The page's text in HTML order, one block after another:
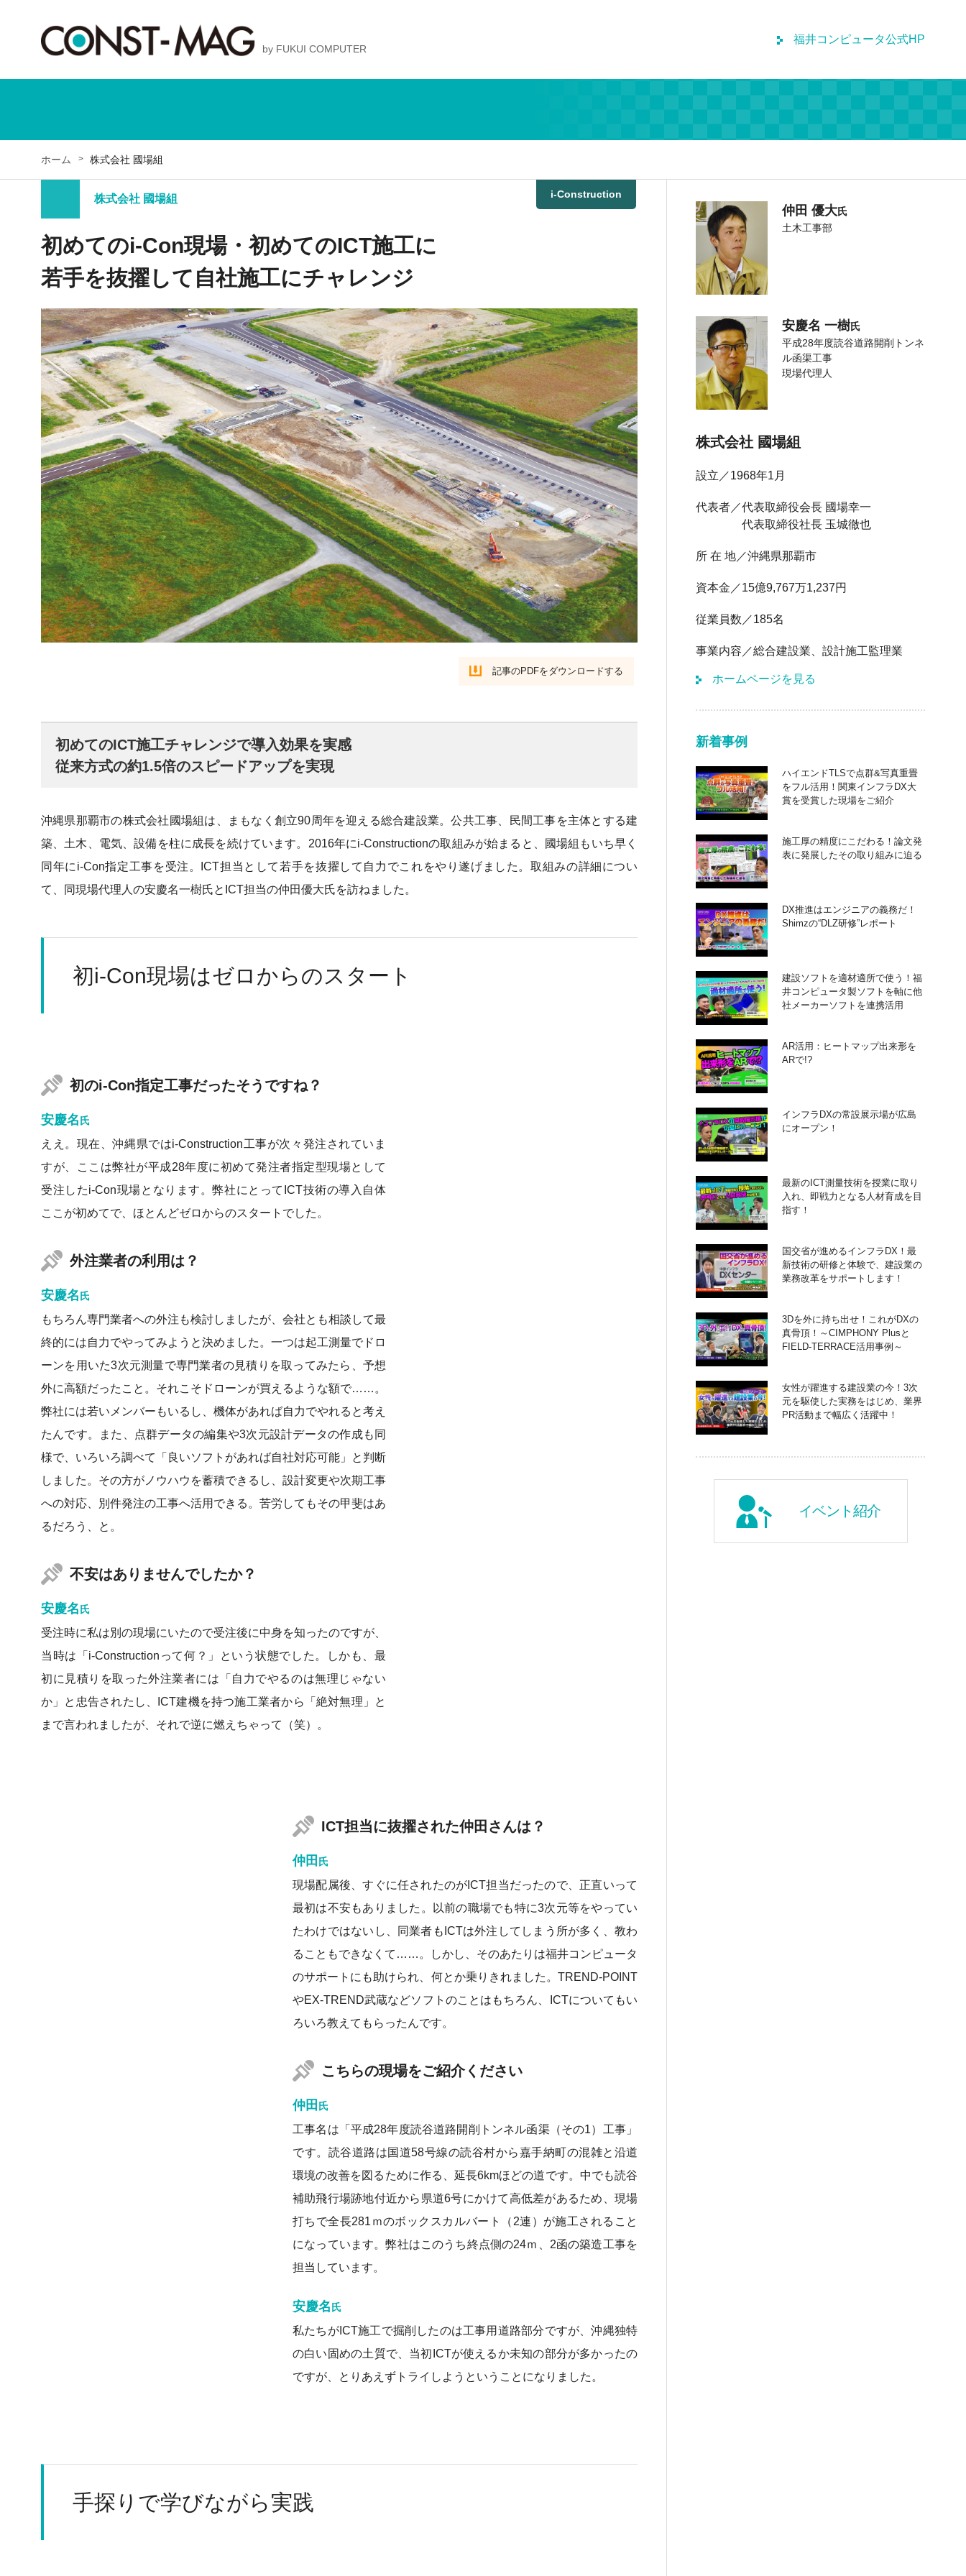
by FUKUI COMPUTER
福井コンピュータ公式HP
ホーム 株式会社 國場組
株式会社 國場組 i-Construction
初めてのi-Con現場・初めてのICT施工に
若手を抜擢して自社施工にチャレンジ
記事のPDFをダウンロードする
初めてのICT施工チャレンジで導入効果を実感
従来方式の約1.5倍のスピードアップを実現
沖縄県那覇市の株式会社國場組は、まもなく創立90周年を迎える総合建設業。公共工事、民間工事を主体とする建
築、土木、電気、設備を柱に成長を続けています。2016年にi-Constructionの取組みが始まると、國場組もいち早く
同年にi-Con指定工事を受注。ICT担当として若手を抜擢して自力でこれをやり遂げました。取組みの詳細につい
て、同現場代理人の安慶名一樹氏とICT担当の仲田優大氏を訪ねました。
初i-Con現場はゼロからのスタート
初のi-Con指定工事だったそうですね？
安慶名 氏
ええ。現在、沖縄県ではi-Construction工事が次々発注されていま
すが、ここは弊社が平成28年度に初めて発注者指定型現場として
受注したi-Con現場となります。弊社にとってICT技術の導入自体
ここが初めてで、ほとんどゼロからのスタートでした。
外注業者の利用は？
安慶名 氏
もちろん専門業者への外注も検討しましたが、会社とも相談して最
終的には自力でやってみようと決めました。一つは起工測量でドロ
ーンを用いた3次元測量で専門業者の見積りを取ってみたら、予想
外に高額だったこと。それこそドローンが買えるような額で……。
弊社には若いメンバーもいるし、機体があれば自力でやれると考え
たんです。また、点群データの編集や3次元設計データの作成も同
様で、いろいろ調べて「良いソフトがあれば自社対応可能」と判断
しました。その方がノウハウを蓄積できるし、設計変更や次期工事
への対応、別件発注の工事へ活用できる。苦労してもその甲斐はあ
るだろう、と。
不安はありませんでしたか？
安慶名 氏
受注時に私は別の現場にいたので受注後に中身を知ったのですが、
当時は「i-Constructionって何？」という状態でした。しかも、最
初に見積りを取った外注業者には「自力でやるのは無理じゃない
か」と忠告されたし、ICT建機を持つ施工業者から「絶対無理」と
まで言われましたが、それで逆に燃えちゃって（笑）。
ICT担当に抜擢された仲田さんは？
仲田 氏
現場配属後、すぐに任されたのがICT担当だったので、正直いって
最初は不安もありました。以前の職場でも特に3次元等をやってい
たわけではないし、同業者もICTは外注してしまう所が多く、教わ
ることもできなくて……。しかし、そのあたりは福井コンピュータ
のサポートにも助けられ、何とか乗りきれました。TREND-POINT
やEX-TREND武蔵などソフトのことはもちろん、ICTについてもい
ろいろ教えてもらったんです。
こちらの現場をご紹介ください
仲田 氏
工事名は「平成28年度読谷道路開削トンネル函渠（その1）工事」
です。読谷道路は国道58号線の読谷村から嘉手納町の混雑と沿道
環境の改善を図るために作る、延長6kmほどの道です。中でも読谷
補助飛行場跡地付近から県道6号にかけて高低差があるため、現場
打ちで全長281ｍのボックスカルバート（2連）が施工されること
になっています。弊社はこのうち終点側の24ｍ、2函の築造工事を
担当しています。
安慶名 氏
私たちがICT施工で掘削したのは工事用道路部分ですが、沖縄独特
の白い固めの土質で、当初ICTが使えるか未知の部分が多かったの
ですが、とりあえずトライしようということになりました。
手探りで学びながら実践
仲田 優大氏
土木工事部
安慶名 一樹氏
平成28年度読谷道路開削トンネ
ル函渠工事
現場代理人
株式会社 國場組
設立 1968年1月
代表者
代表取締役会長 國場幸一
代表取締役社長 玉城徹也
所 在 地 沖縄県那覇市
資本金 15億9,767万1,237円
従業員数 185名
事業内容 総合建設業、設計施工監理業
ホームページを見る
新着事例
ハイエンドTLSで点群&写真重畳
をフル活用！関東インフラDX大
賞を受賞した現場をご紹介
施工厚の精度にこだわる！論文発
表に発展したその取り組みに迫る
DX推進はエンジニアの義務だ！
Shimzの“DLZ研修”レポート
建設ソフトを適材適所で使う！福
井コンピュータ製ソフトを軸に他
社メーカーソフトを連携活用
AR活用：ヒートマップ出来形を
ARで!?
インフラDXの常設展示場が広島
にオープン！
最新のICT測量技術を授業に取り
入れ、即戦力となる人材育成を目
指す！
国交省が進めるインフラDX！最
新技術の研修と体験で、建設業の
業務改革をサポートします！
3Dを外に持ち出せ！これがDXの
真骨頂！～CIMPHONY Plusと
FIELD-TERRACE活用事例～
女性が躍進する建設業の今！3次
元を駆使した実務をはじめ、業界
PR活動まで幅広く活躍中！
イベント紹介